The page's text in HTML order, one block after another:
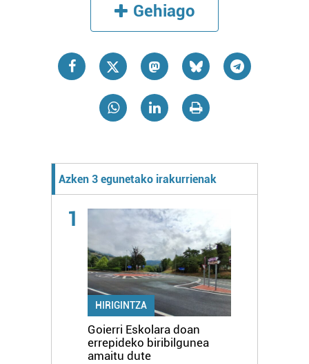
Gehiago
Azken 3 egunetako irakurrienak
1
HIRIGINTZA
Goierri Eskolara doan
errepideko biribilgunea
amaitu dute